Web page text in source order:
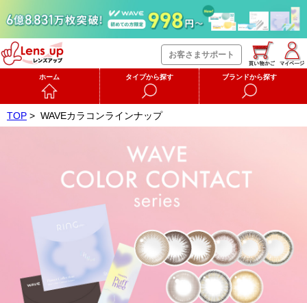
お客さまサポート
ホーム タイプから探す ブランドから探す
TOP > WAVEカラコンラインナップ